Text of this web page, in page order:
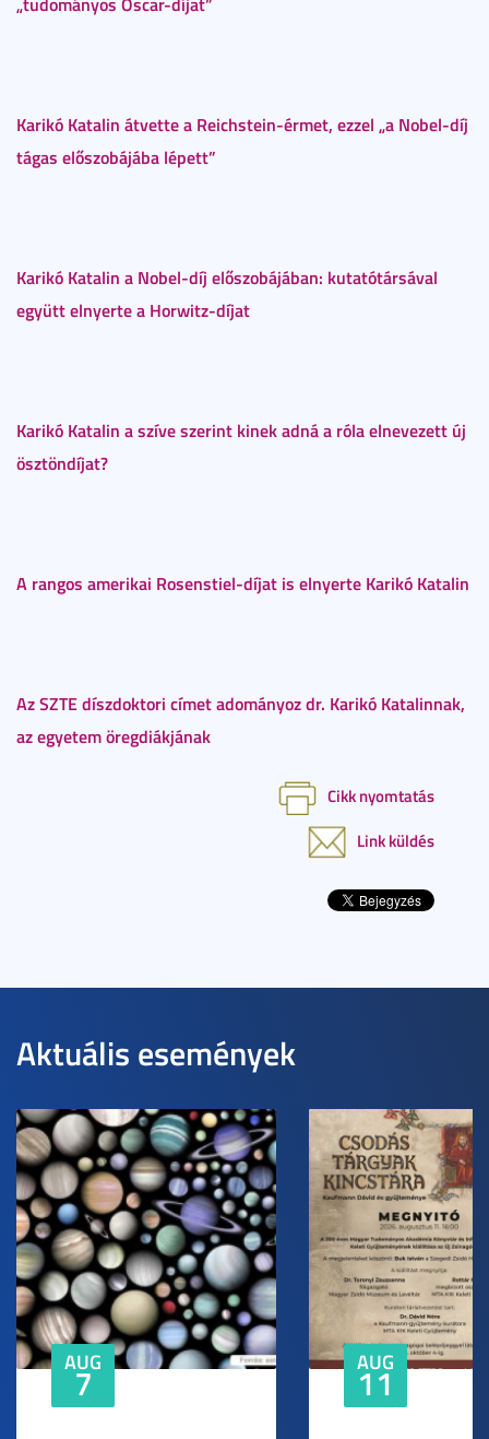
Karikó Katalin átvette a Reichstein-érmet, ezzel „a Nobel-díj
tágas előszobájába lépett”
Karikó Katalin a Nobel-díj előszobájában: kutatótársával
együtt elnyerte a Horwitz-díjat
Karikó Katalin a szíve szerint kinek adná a róla elnevezett új
ösztöndíjat?
A rangos amerikai Rosenstiel-díjat is elnyerte Karikó Katalin
Az SZTE díszdoktori címet adományoz dr. Karikó Katalinnak,
az egyetem öregdiákjának
Cikk nyomtatás
Link küldés
Aktuális események
AUG
7 AUG
11